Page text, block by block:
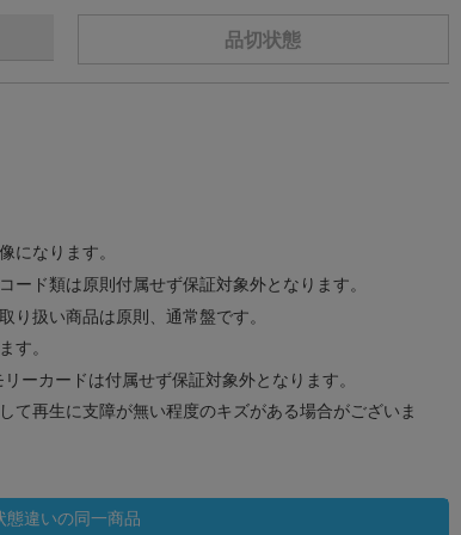
品切状態
になります。
ード類は原則付属せず保証対象外となります。
り扱い商品は原則、通常盤です。
す。
ーカードは付属せず保証対象外となります。
て再生に支障が無い程度のキズがある場合がございま
態違いの同一商品